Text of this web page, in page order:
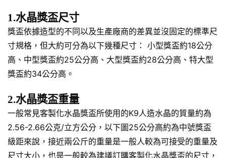
1.水晶獎盃尺寸
獎盃依據造型的不同以及生產廠商的差異並沒固定的標準尺
寸規格，但大約可分為以下幾種尺寸： 小型獎盃約18公分
高、中型獎盃約25公分高、大型獎盃約28公分高、特大型
獎盃約34公分高。
2.水晶獎盃重量
一般常見客製化水晶獎盃所使用的K9人造水晶的質量約為
2.56-2.66公克/立方公分，以下圖25公分高約為中號獎盃
級距來說，接近兩公斤的重量是一般人較為可接受的重量及
尺寸大小，也是一般較為建議訂購客製化水晶獎盃的尺寸，